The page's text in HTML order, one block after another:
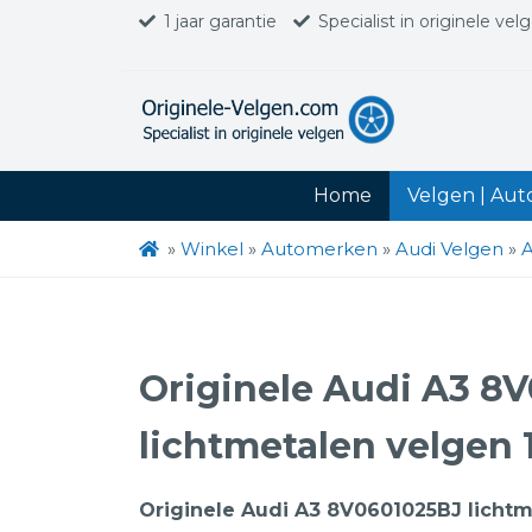
1 jaar garantie Specialist in originele
Home Velgen |
» Winkel » Automerken » Audi Velgen »
Originele Audi A3
lichtmetalen velgen
Originele Audi A3 8V0601025BJ